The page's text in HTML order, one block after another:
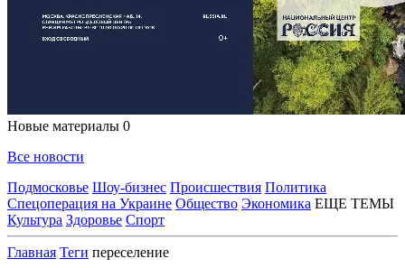
Новые материалы 0
Все новости
Подмосковье Шоу-бизнес Происшествия Политика
Спецоперация на Украине Общество Экономика ЕЩЕ ТЕМЫ
Культура Здоровье Спорт
Главная Теги переселение